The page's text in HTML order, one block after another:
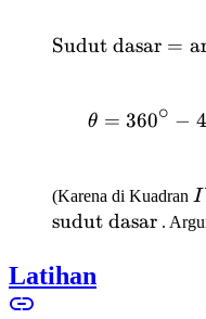
Sudut dasar =
θ = 360∘ − 4
(Karena di Kuadran I
sudut dasar .
Latihan